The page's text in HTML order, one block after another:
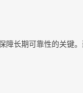
长期可靠性的关键